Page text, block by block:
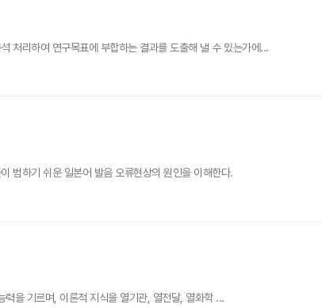
처리하여 연구목표에 부합하는 결과를 도출해 낼 수 있는가에...
범하기 쉬운 일본어 발음 오류현상의 원인을 이해한다.
을 기르며, 이론적 지식을 열기관, 열전달, 열화학 ...